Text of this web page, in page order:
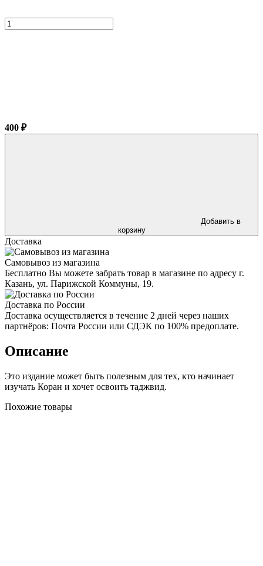
400 ₽
Добавить в
корзину
Доставка
Самовывоз из магазина
Бесплатно Вы можете забрать товар в магазине по адресу г.
Казань, ул. Парижской Коммуны, 19.
Доставка по России
Доставка осуществляется в течение 2 дней через наших
партнёров: Почта России или СДЭК по 100% предоплате.
Описание
Это издание может быть полезным для тех, кто начинает
изучать Коран и хочет освоить таджвид.
Похожие товары